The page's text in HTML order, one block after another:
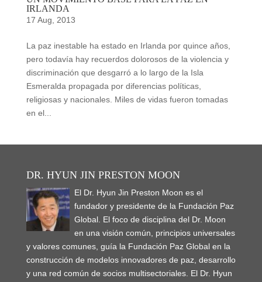
IRLANDA
17 Aug, 2013
La paz inestable ha estado en Irlanda por quince años,
pero todavía hay recuerdos dolorosos de la violencia y
discriminación que desgarró a lo largo de la Isla
Esmeralda propagada por diferencias políticas,
religiosas y nacionales. Miles de vidas fueron tomadas
en el...
DR. HYUN JIN PRESTON MOON
El Dr. Hyun Jin Preston Moon es el
fundador y presidente de la Fundación Paz
Global. El foco de disciplina del Dr. Moon
en una visión común, principios universales
y valores comunes, guía la Fundación Paz Global en la
construcción de modelos innovadores de paz, desarrollo
y una red común de socios multisectoriales. El Dr. Hyun